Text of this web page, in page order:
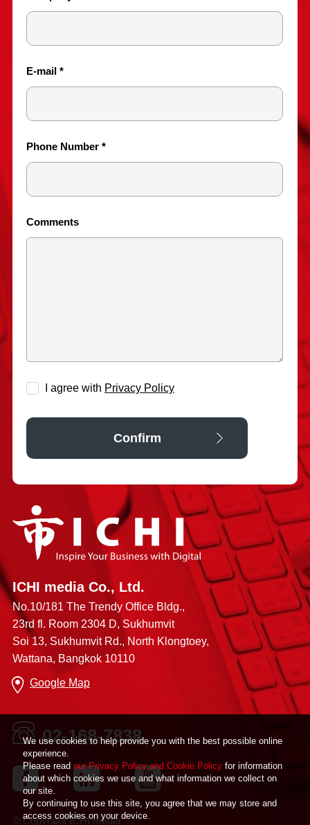
ICHI media Co., Ltd.
No.10/181 The Trendy Office Bldg.,
23rd fl. Room 2304 D, Sukhumvit
Soi 13, Sukhumvit Rd., North Klongtoey,
Wattana, Bangkok 10110
Google Map
02-168-7838
© Copyright ICHI media
We use cookies to help provide you with the best possible online
experience.
Please readour Privacy Policy and Cookie Policy for information
about which cookies we use and what information we collect on
our site.
By continuing to use this site, you agree that we may store and
access cookies on your device.